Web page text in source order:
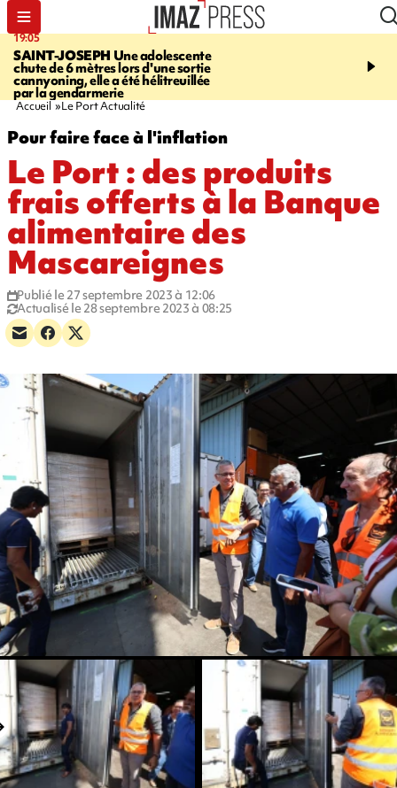
19:05
SAINT-JOSEPH Une adolescente
chute de 6 mètres lors d'une sortie
cannyoning, elle a été hélitreuillée
par la gendarmerie
20:44
rouée de coups,
Accueil Le Port Actualité
Pour faire face à l'inflation
Le Port : des produits
frais offerts à la Banque
alimentaire des
Mascareignes
Publié le 27 septembre 2023 à 12:06
Actualisé le 28 septembre 2023 à 08:25